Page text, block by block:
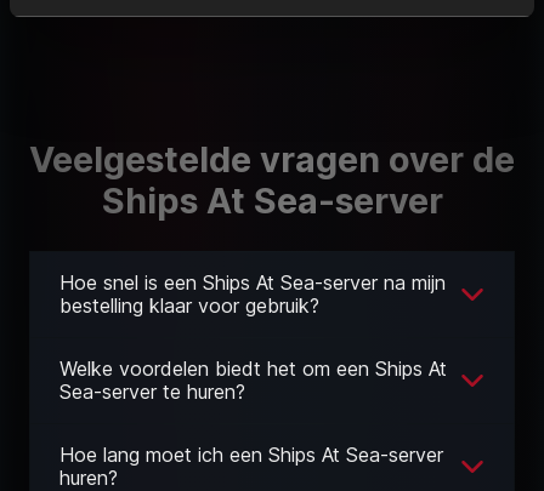
Veelgestelde vragen over de
Ships At Sea-server
Hoe snel is een Ships At Sea-server na mijn
bestelling klaar voor gebruik?
Welke voordelen biedt het om een Ships At
Sea-server te huren?
Hoe lang moet ich een Ships At Sea-server
huren?